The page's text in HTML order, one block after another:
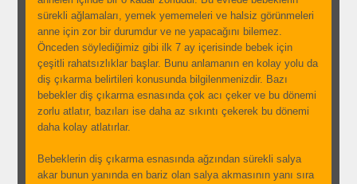
sürekli ağlamaları, yemek yememeleri ve halsiz görünmeleri
anne için zor bir durumdur ve ne yapacağını bilemez.
Önceden söylediğimiz gibi ilk 7 ay içerisinde bebek için
çeşitli rahatsızlıklar başlar. Bunu anlamanın en kolay yolu da
diş çıkarma belirtileri konusunda bilgilenmenizdir. Bazı
bebekler diş çıkarma esnasında çok acı çeker ve bu dönemi
zorlu atlatır, bazıları ise daha az sıkıntı çekerek bu dönemi
daha kolay atlatırlar.
Bebeklerin diş çıkarma esnasında ağzından sürekli salya
akar bunun yanında en bariz olan salya akmasının yanı sıra